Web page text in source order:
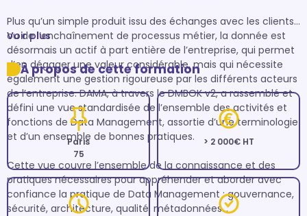
Plus qu’un simple produit issu des échanges avec les clients
ou de l’enchaînement de processus métier, la donnée est
désormais un actif à part entière de l’entreprise, qui permet
d’en dégager une valeur considérable, mais qui nécessite
également une gestion rigoureuse par les différents acteurs
de l’entreprise. DAMA, à travers le DMBOK v2, a rassemblé et
défini une vue standardisée de l’ensemble des activités et
fonctions de Data Management, assortie d’une terminologie
et d’un ensemble de bonnes pratiques.
Cette vue couvre l’ensemble de la connaissance et des
pratiques nécessaires pour appréhender et aborder avec
confiance la pratique de Data Management : gouvernance,
sécurité, architecture, qualité, métadonnées…
Voir plus
À propos de cette formation
Paris
75
> 2 000€ HT